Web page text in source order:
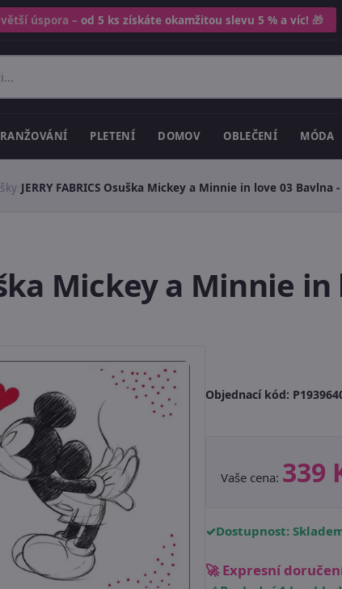
úspora – od 5 ks získáte okamžitou slevu 5 % a víc! 🎁
PLETENÍ DOMOV OBLEČENÍ MÓDA
JERRY FABRICS Osuška Mickey a Minnie in love 03 Bavlna
Mickey a Minnie
Objednací kód:
Vaše cena: 339
Dostupnost:
🚀 Expresní